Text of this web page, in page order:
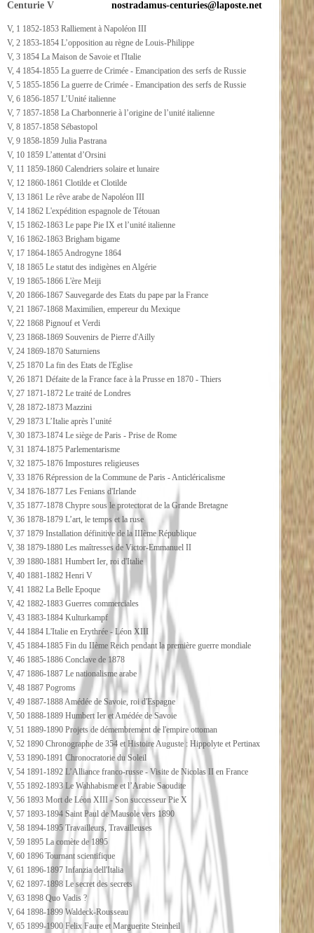
Centurie V
V, 1 1852-1853 Ralliement à Napoléon III
V, 2 1853-1854 L’opposition au règne de Louis-Philippe
V, 3 1854 La Maison de Savoie et l'Italie
V, 4 1854-1855 La guerre de Crimée - Emancipation des serfs de Russie
V, 5 1855-1856 La guerre de Crimée - Emancipation des serfs de Russie
V, 6 1856-1857 L’Unité italienne
V, 7 1857-1858 La Charbonnerie à l’origine de l’unité italienne
V, 8 1857-1858 Sébastopol
V, 9 1858-1859 Julia Pastrana
V, 10 1859 L’attentat d’Orsini
V, 11 1859-1860 Calendriers solaire et lunaire
V, 12 1860-1861 Clotilde et Clotilde
V, 13 1861 Le rêve arabe de Napoléon III
V, 14 1862 L'expédition espagnole de Tétouan
V, 15 1862-1863 Le pape Pie IX et l’unité italienne
V, 16 1862-1863 Brigham bigame
V, 17 1864-1865 Androgyne 1864
V, 18 1865 Le statut des indigènes en Algérie
V, 19 1865-1866 L'ère Meiji
V, 20 1866-1867 Sauvegarde des Etats du pape par la France
V, 21 1867-1868 Maximilien, empereur du Mexique
V, 22 1868 Pignouf et Verdi
V, 23 1868-1869 Souvenirs de Pierre d'Ailly
V, 24 1869-1870 Saturniens
V, 25 1870 La fin des Etats de l'Eglise
V, 26 1871 Défaite de la France face à la Prusse en 1870 - Thiers
V, 27 1871-1872 Le traité de Londres
V, 28 1872-1873 Mazzini
V, 29 1873 L’Italie après l’unité
V, 30 1873-1874 Le siège de Paris - Prise de Rome
V, 31 1874-1875 Parlementarisme
V, 32 1875-1876 Impostures religieuses
V, 33 1876 Répression de la Commune de Paris - Anticléricalisme
V, 34 1876-1877 Les Fenians d'Irlande
V, 35 1877-1878 Chypre sous le protectorat de la Grande Bretagne
V, 36 1878-1879 L’art, le temps et la ruse
V, 37 1879 Installation définitive de la IIIème République
V, 38 1879-1880 Les maîtresses de Victor-Emmanuel II
V, 39 1880-1881 Humbert Ier, roi d'Italie
V, 40 1881-1882 Henri V
V, 41 1882 La Belle Epoque
V, 42 1882-1883 Guerres commerciales
V, 43 1883-1884 Kulturkampf
V, 44 1884 L'Italie en Erythrée - Léon XIII
V, 45 1884-1885 Fin du IIème Reich pendant la première guerre mondiale
V, 46 1885-1886 Conclave de 1878
V, 47 1886-1887 Le nationalisme arabe
V, 48 1887 Pogroms
V, 49 1887-1888 Amédée de Savoie, roi d'Espagne
V, 50 1888-1889 Humbert Ier et Amédée de Savoie
V, 51 1889-1890 Projets de démembrement de l'empire ottoman
V, 52 1890 Chronographe de 354 et Histoire Auguste : Hippolyte et Pertinax
V, 53 1890-1891 Chronocratorie du Soleil
V, 54 1891-1892 L’Alliance franco-russe - Visite de Nicolas II en France
V, 55 1892-1893 Le Wahhabisme et l’Arabie Saoudite
V, 56 1893 Mort de Léon XIII - Son successeur Pie X
V, 57 1893-1894 Saint Paul de Mausole vers 1890
V, 58 1894-1895 Travailleurs, Travailleuses
V, 59 1895 La comète de 1895
V, 60 1896 Tournant scientifique
V, 61 1896-1897 Infanzia dell'Italia
V, 62 1897-1898 Le secret des secrets
V, 63 1898 Quo Vadis ?
V, 64 1898-1899 Waldeck-Rousseau
V, 65 1899-1900 Felix Faure et Marguerite Steinheil
nostradamus-centuries@laposte.net